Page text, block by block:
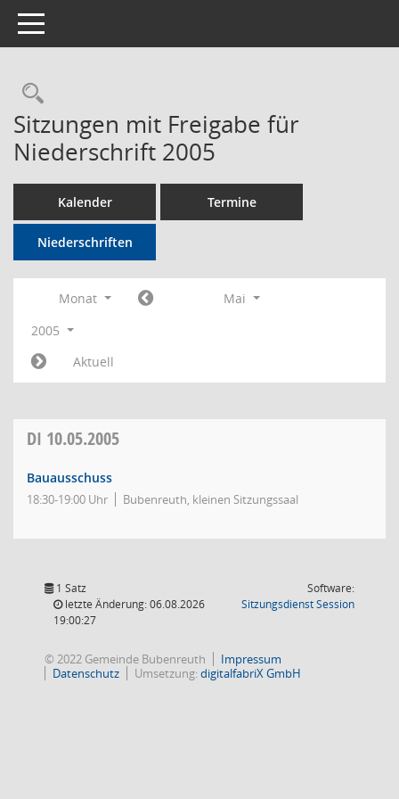
Toggle navigation
Rechercheauswahl
Sitzungen mit Freigabe für
Niederschrift 2005
Kalender Termine
Niederschriften
Monat
Mai
2005
Aktuell
DI 10.05.2005
Bauausschuss
18:30-19:00 Uhr Bubenreuth, kleinen Sitzungssaal
1 Satz
letzte Änderung: 06.08.2026
19:00:27
Software:
SitzungsdienstSession(Wird in
© 2022 Gemeinde Bubenreuth
Impressum
Datenschutz
Umsetzung:digitalfabriX GmbH